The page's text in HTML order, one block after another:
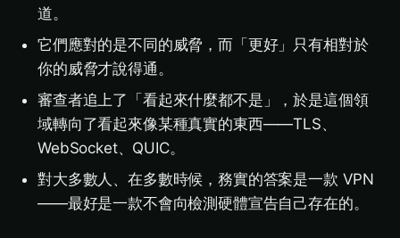
道。
它們應對的是不同的威脅，而「更好」只有相對於
你的威脅才說得通。
審查者追上了「看起來什麼都不是」，於是這個領
域轉向了看起來像某種真實的東西——TLS、
WebSocket、QUIC。
對大多數人、在多數時候，務實的答案是一款 VPN
——最好是一款不會向檢測硬體宣告自己存在的。